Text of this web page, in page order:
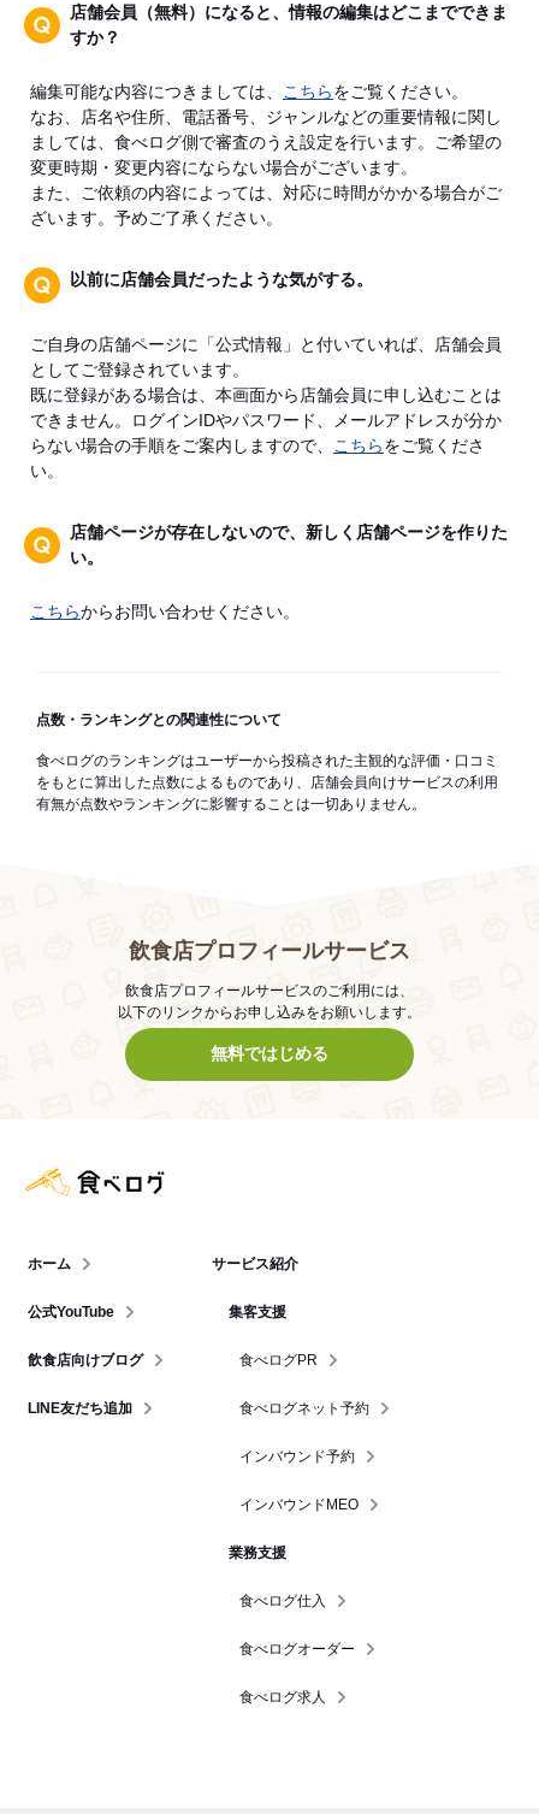
店舗会員（無料）になると、情報の編集はどこまでできま
すか？
編集可能な内容につきましては、 こちらをご覧ください。
なお、店名や住所、電話番号、ジャンルなどの重要情報に関し
ましては、食べログ側で審査のうえ設定を行います。ご希望の
変更時期・変更内容にならない場合がございます。
また、ご依頼の内容によっては、対応に時間がかかる場合がご
ざいます。予めご了承ください。
以前に店舗会員だったような気がする。
ご自身の店舗ページに「公式情報」と付いていれば、店舗会員
としてご登録されています。
既に登録がある場合は、本画面から店舗会員に申し込むことは
できません。ログインIDやパスワード、メールアドレスが分か
らない場合の手順をご案内しますので、
こちらをご覧くださ
い。
店舗ページが存在しないので、新しく店舗ページを作りた
い。
こちらからお問い合わせください。
点数・ランキングとの関連性について
食べログのランキングはユーザーから投稿された主観的な評価・口コミ
をもとに算出した点数によるものであり、店舗会員向けサービスの利用
有無が点数やランキングに影響することは一切ありません。
飲食店プロフィールサービス
飲食店プロフィールサービスのご利用には、
以下のリンクからお申し込みをお願いします。
無料ではじめる
ホーム
公式YouTube
飲食店向けブログ
LINE友だち追加
サービス紹介
集客支援
食べログPR
食べログネット予約
インバウンド予約
インバウンドMEO
業務支援
食べログ仕入
食べログオーダー
食べログ求人